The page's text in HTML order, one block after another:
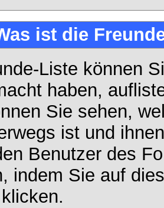
ist die
Liste können
haben,
Sie sehen,
ist und
Benutzer des
indem Sie auf